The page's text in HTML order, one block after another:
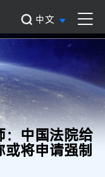
中文
：中国法院给
将申请强制